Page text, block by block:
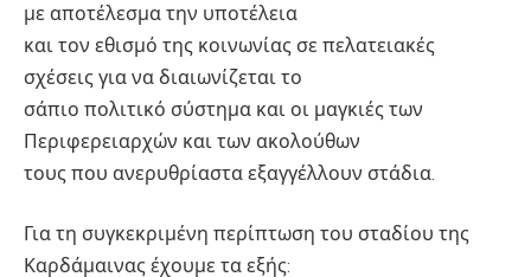
με αποτέλεσμα την υποτέλεια
και τον εθισμό της κοινωνίας σε πελατειακές
σχέσεις για να διαιωνίζεται το
σάπιο πολιτικό σύστημα και οι μαγκιές των
Περιφερειαρχών και των ακολούθων
τους που ανερυθρίαστα εξαγγέλλουν στάδια.
Για τη συγκεκριμένη περίπτωση του σταδίου της
Καρδάμαινας έχουμε τα εξής: